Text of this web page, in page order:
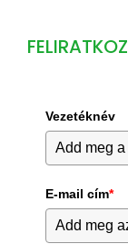
Vezetéknév
E-mail cím*